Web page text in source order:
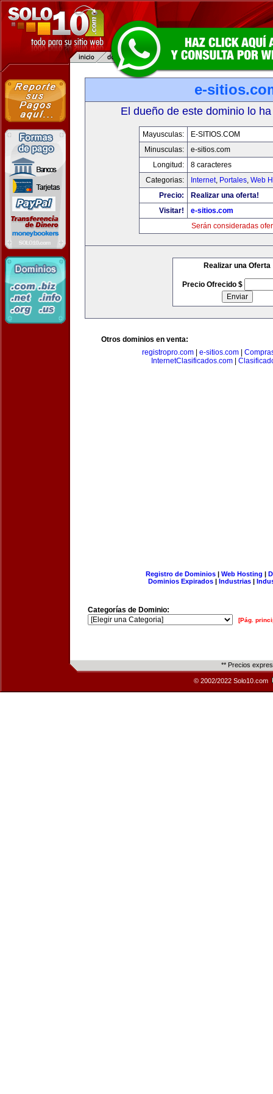
e-
El dueño de este dominio lo
Mayusculas:
E-SITIOS.COM
Minusculas:
e-sitios.com
Longitud:
8 caracteres
Categorias:
Internet, Portales, Web
Precio:
Realizar una oferta!
Visitar!
e-sitios.com
Serán consideradas
Realizar una Oferta
Precio Ofrecido $
Otros dominios en venta:
registropro.com
e-sitios.com
InternetClasificados.com|
Registro de Dominios| Web Hosting |
Dominios Expirados | Industrias |
Categorías de Dominio:
[Pág.
** Precios
© 2002/2022 Solo10.com